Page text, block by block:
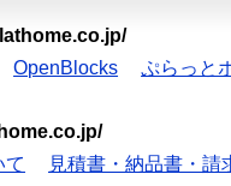
OpenBlocks ぷらっと
て 見積書・納品書・請